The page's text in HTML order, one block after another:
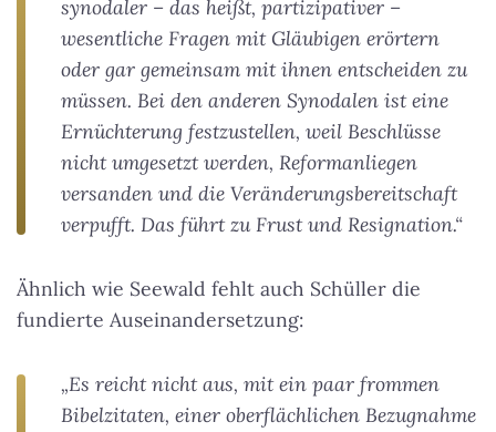
synodaler – das heißt, partizipativer –
wesentliche Fragen mit Gläubigen erörtern
oder gar gemeinsam mit ihnen entscheiden zu
müssen. Bei den anderen Synodalen ist eine
Ernüchterung festzustellen, weil Beschlüsse
nicht umgesetzt werden, Reformanliegen
versanden und die Veränderungsbereitschaft
verpufft. Das führt zu Frust und Resignation.“
Ähnlich wie Seewald fehlt auch Schüller die
fundierte Auseinandersetzung:
„Es reicht nicht aus, mit ein paar frommen
Bibelzitaten, einer oberflächlichen Bezugnahme